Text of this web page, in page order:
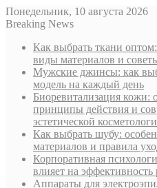
Понедельник, 10 августа 2026
Breaking News
Как выбрать ткани
виды материалов и
Мужские джинсы: как
модель на каждый день
Биоревитализация кожи:
принципы действия и
эстетической
Как выбрать шубу:
материалов и правила
Корпоративная
влияет на эффективность
Аппараты для